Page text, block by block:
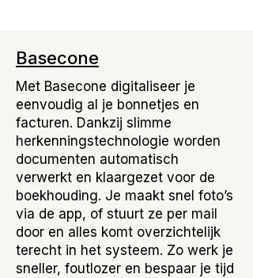
Basecone
Met Basecone digitaliseer je
eenvoudig al je bonnetjes en
facturen. Dankzij slimme
herkenningstechnologie worden
documenten automatisch
verwerkt en klaargezet voor de
boekhouding. Je maakt snel foto’s
via de app, of stuurt ze per mail
door en alles komt overzichtelijk
terecht in het systeem. Zo werk je
sneller, foutlozer en bespaar je tijd